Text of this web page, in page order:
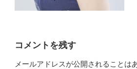
コメントを残す
メールアドレスが公開されることは